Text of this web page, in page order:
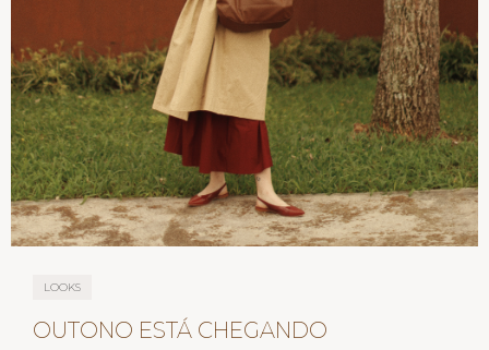
LOOKS
OUTONO ESTÁ CHEGANDO